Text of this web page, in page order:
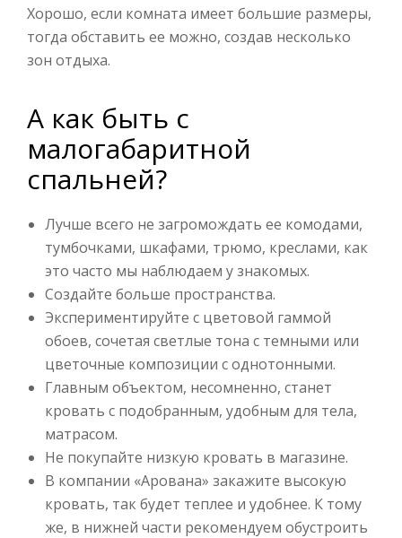
Хорошо, если комната имеет большие размеры,
тогда обставить ее можно, создав несколько
зон отдыха.
А как быть с
малогабаритной
спальней?
Лучше всего не загромождать ее комодами,
тумбочками, шкафами, трюмо, креслами, как
это часто мы наблюдаем у знакомых.
Создайте больше пространства.
Экспериментируйте с цветовой гаммой
обоев, сочетая светлые тона с темными или
цветочные композиции с однотонными.
Главным объектом, несомненно, станет
кровать с подобранным, удобным для тела,
матрасом.
Не покупайте низкую кровать в магазине.
В компании «Арована» закажите высокую
кровать, так будет теплее и удобнее. К тому
же, в нижней части рекомендуем обустроить